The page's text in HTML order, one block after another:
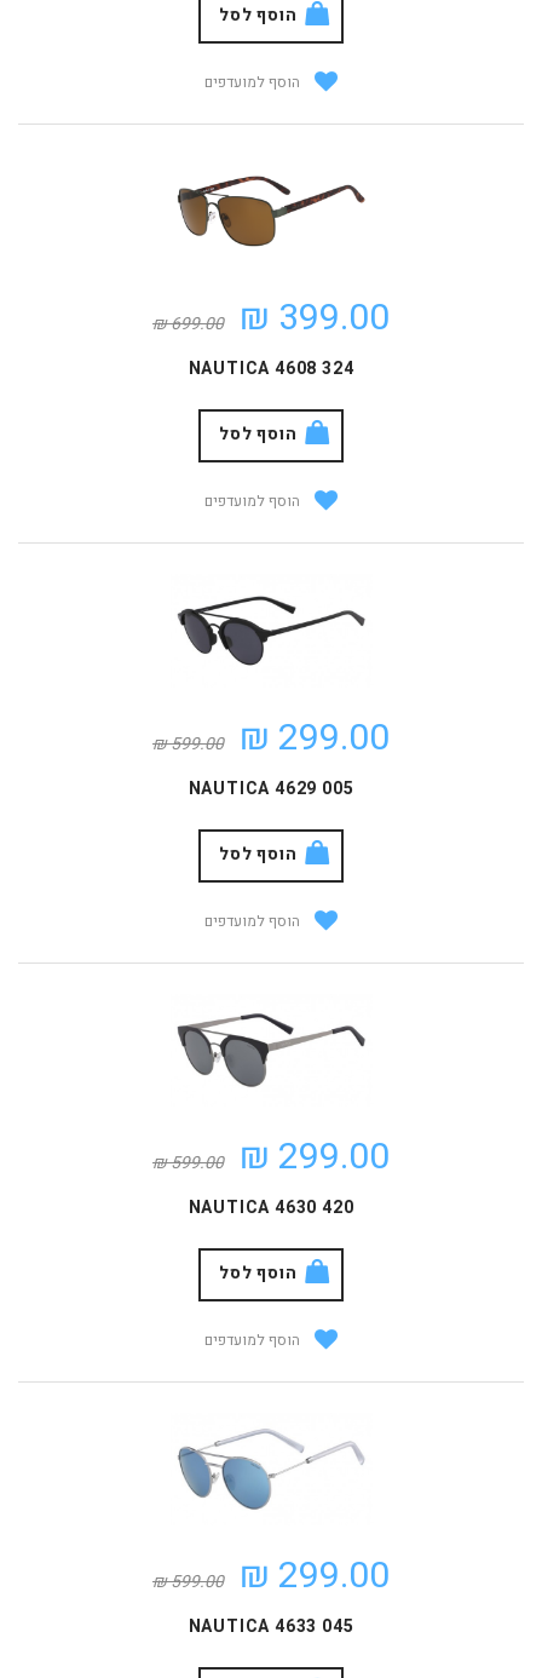
הוסף לסל
הוסף למועדפים
399.00 ₪
699.00 ₪
NAUTICA 4608 324
הוסף לסל
הוסף למועדפים
299.00 ₪
599.00 ₪
NAUTICA 4629 005
הוסף לסל
הוסף למועדפים
299.00 ₪
599.00 ₪
NAUTICA 4630 420
הוסף לסל
הוסף למועדפים
299.00 ₪
599.00 ₪
NAUTICA 4633 045